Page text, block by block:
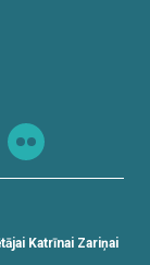
Katrīnai Zariņai